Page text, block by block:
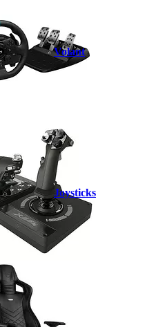
Volant
Joysticks